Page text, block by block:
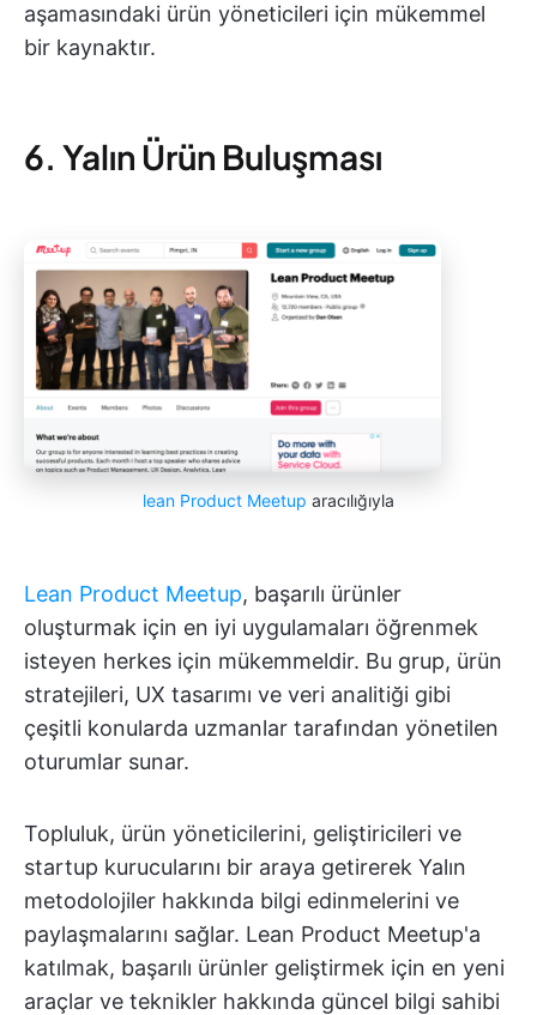
aşamasındaki ürün yöneticileri için mükemmel
bir kaynaktır.
6. Yalın Ürün Buluşması
lean Product Meetup aracılığıyla
Lean Product Meetup, başarılı ürünler
oluşturmak için en iyi uygulamaları öğrenmek
isteyen herkes için mükemmeldir. Bu grup, ürün
stratejileri, UX tasarımı ve veri analitiği gibi
çeşitli konularda uzmanlar tarafından yönetilen
oturumlar sunar.
Topluluk, ürün yöneticilerini, geliştiricileri ve
startup kurucularını bir araya getirerek Yalın
metodolojiler hakkında bilgi edinmelerini ve
paylaşmalarını sağlar. Lean Product Meetup'a
katılmak, başarılı ürünler geliştirmek için en yeni
araçlar ve teknikler hakkında güncel bilgi sahibi